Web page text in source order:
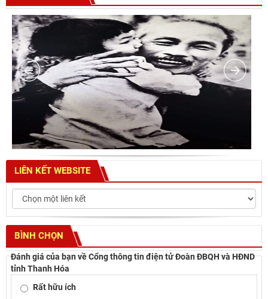
LIÊN KẾT WEBSITE
BÌNH CHỌN
Đánh giá của bạn về Cổng thông tin điện tử Đoàn ĐBQH và HĐND
tỉnh Thanh Hóa
Rất hữu ích